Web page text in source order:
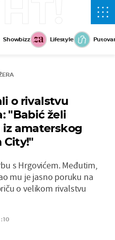
Showbizz Lifestyle
o rivalstvu
"Babić želi
iz amaterskog
City!"
s Hrgovićem. Međutim,
mu je jasno poruku na
o velikom rivalstvu